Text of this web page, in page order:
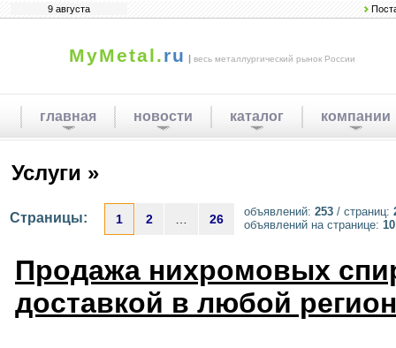
9 августа
MyMetal.ru | весь металлургический рынок России
главная новости каталог компании
Услуги »
Страницы: 1 2 26
объявлений: 253 / страниц:
объявлений на странице: 10
Продажа нихромовых
доставкой в любой